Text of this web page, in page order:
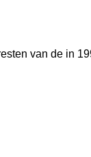
van de in